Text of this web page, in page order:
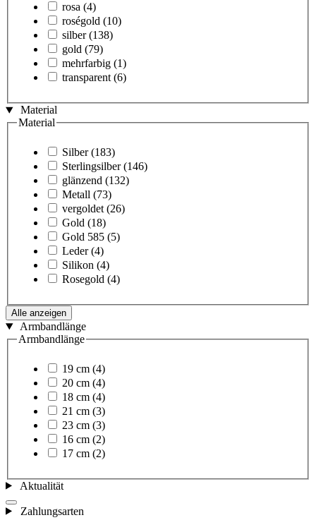
rosa (4)
roségold (10)
silber (138)
gold (79)
mehrfarbig (1)
transparent (6)
Material
Material
Silber (183)
Sterlingsilber (146)
glänzend (132)
Metall (73)
vergoldet (26)
Gold (18)
Gold 585 (5)
Leder (4)
Silikon (4)
Rosegold (4)
Alle anzeigen
Armbandlänge
Armbandlänge
19 cm (4)
20 cm (4)
18 cm (4)
21 cm (3)
23 cm (3)
16 cm (2)
17 cm (2)
Aktualität
Zahlungsarten